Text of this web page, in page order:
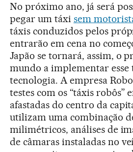
No próximo ano, já será
pegar um táxi sem
táxis conduzidos pelos
entrarão em cena no
Japão se tornará, assim, o
mundo a implementar esse
tecnologia. A empresa
testes com os “táxis robôs”
afastadas do centro da
utilizam uma combinação
milimétricos, análises de
de câmaras instaladas no